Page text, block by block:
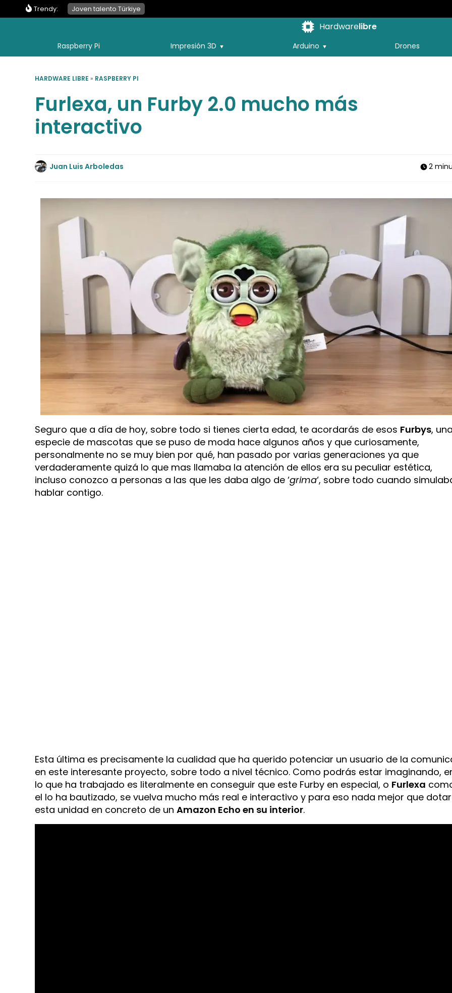
Hardwarelibre
Raspberry Pi Impresión 3D Arduino Drones
Trendy: Joven talento Türkiye
HARDWARE LIBRE » RASPBERRY PI
Furlexa, un Furby 2.0 mucho más
interactivo
Juan Luis Arboledas 2
Seguro que a día de hoy, sobre todo si tienes cierta edad, te acordarás de esos Furbys,
especie de mascotas que se puso de moda hace algunos años y que curiosamente,
personalmente no se muy bien por qué, han pasado por varias generaciones ya que
verdaderamente quizá lo que mas llamaba la atención de ellos era su peculiar estética,
incluso conozco a personas a las que les daba algo de ‘grima‘, sobre todo cuando
hablar contigo.
Esta última es precisamente la cualidad que ha querido potenciar un usuario de la
en este interesante proyecto, sobre todo a nivel técnico. Como podrás estar imaginando,
lo que ha trabajado es literalmente en conseguir que este Furby en especial, o Furlexa
el lo ha bautizado, se vuelva mucho más real e interactivo y para eso nada mejor que
esta unidad en concreto de unAmazon Echo en su interior.